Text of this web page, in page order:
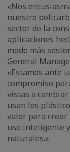
«Nos
nuestro
sector de la
aplicaciones
modo más
General
«Estamos ante
compromiso
vistas a
usan los
valor para crear
uso inteligente
naturales.»